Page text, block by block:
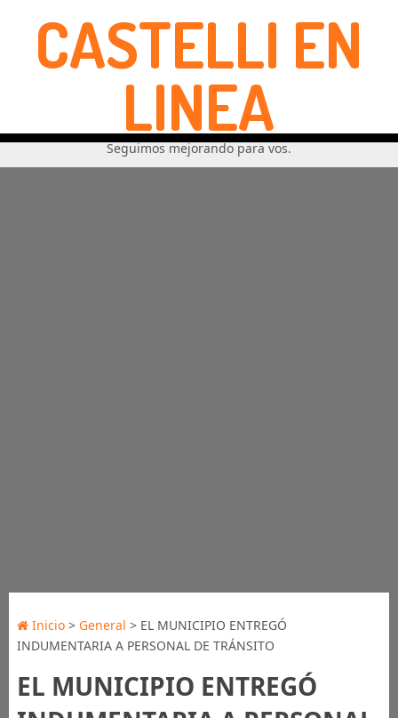
CASTELLI EN
LINEA
Seguimos mejorando para vos.
Inicio> General > EL MUNICIPIO ENTREGÓ
INDUMENTARIA A PERSONAL DE TRÁNSITO
EL MUNICIPIO ENTREGÓ